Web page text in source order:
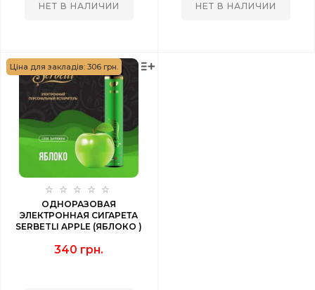
НЕТ В НАЛИЧИИ НЕТ В НАЛИЧИИ
Ціна для закладів: 306 грн.
ОДНОРАЗОВАЯ
ЭЛЕКТРОННАЯ СИГАРЕТА
SERBETLI APPLE (ЯБЛОКО )
340 грн.